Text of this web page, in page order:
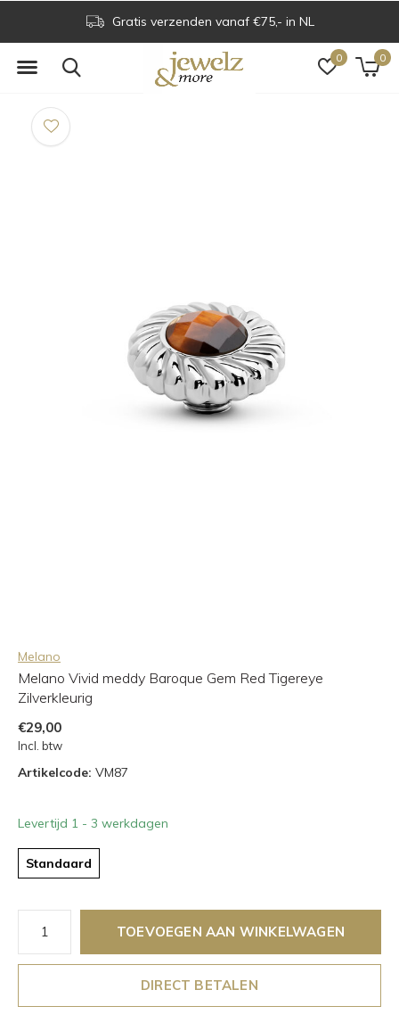
0 0
Gratis verzenden vanaf €75,- in NL
Melano
Melano Vivid meddy Baroque Gem Red Tigereye
Zilverkleurig
€29,00
Incl. btw
Artikelcode: VM87
Levertijd 1 - 3 werkdagen
Standaard
TOEVOEGEN AAN WINKELWAGEN
DIRECT BETALEN